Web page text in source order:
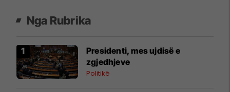
Nga Rubrika
Presidenti, mes ujdisë e
zgjedhjeve
Politikë